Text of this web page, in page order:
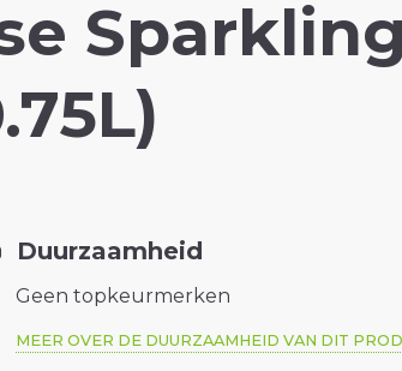
Sparkling
Duurzaamheid
Geen topkeurmerken
MEER OVER DE DUURZAAMHEID VAN DIT